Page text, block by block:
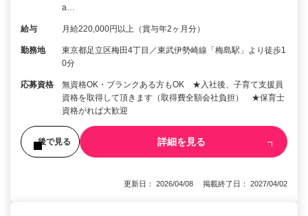
a…
給与 月給220,000円以上（賞与年2ヶ月分）
勤務地
東京都足立区梅田4丁目／東武伊勢崎線「梅島駅」より徒歩1
0分
応募資格
無資格OK・ブランクある方もOK ★入社後、子育て支援員
資格を取得して頂きます（取得費全額会社負担） ★保育士
資格がれば大歓迎
後で見る 詳細を見る
更新日： 2026/04/08 掲載終了日： 2027/04/02